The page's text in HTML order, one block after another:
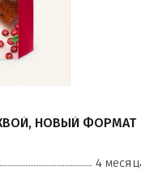
НОВЫЙ ФОРМАТ
4